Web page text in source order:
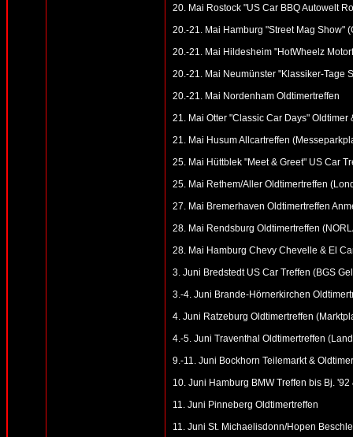
20. Mai Rostock "US Car BBQ Autowelt
20.-21. Mai Hamburg "Street Mag Show"
20.-21. Mai Hildesheim "HotWheelz
20.-21. Mai Neumünster "Klassiker-Tage
20.-21. Mai Nordenham Oldtimertreffen
21. Mai Otter "Classic Car Days"
21. Mai Husum Allcartreffen
25. Mai Hüttblek "Meet & Greet" US Car
25. Mai Rethem/Aller Oldtimertreffen
27. Mai Bremerhaven Oldtimertreffen
28. Mai Rendsburg Oldtimertreffen
28. Mai Hamburg Chevy Chevelle & El
3. Juni Bredstedt US Car Treffen (BGS
3.-4. Juni Brande-Hörnerkirchen
4. Juni Ratzeburg Oldtimertreffen
4.-5. Juni Traventhal Oldtimertreffen
9.-11. Juni Bockhorn Teilemarkt &
10. Juni Hamburg BMW Treffen bis Bj.
11. Juni Pinneberg Oldtimertreffen
11. Juni St. Michaelisdonn/Hopen